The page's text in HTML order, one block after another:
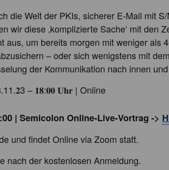
die Welt der PKIs, sicherer E-Mail mit
wir diese ‚komplizierte Sache‘ mit den
aus, um bereits morgen mit weniger als
– oder sich wenigstens mit
der Kommunikation nach innen
– 𝟏𝟖:𝟎𝟎 𝐔𝐡𝐫 | Online
| Semicolon Online-Live-Vortrag ->
und findet Online via Zoom statt.
nach der kostenlosen Anmeldung.